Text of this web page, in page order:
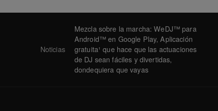
Noticias
Mezcla sobre la marcha: WeDJ™ para
Android™ en Google Play, Aplicación
gratuita¹ que hace que las actuaciones
de DJ sean fáciles y divertidas,
dondequiera que vayas